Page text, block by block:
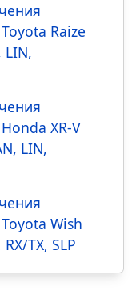
Raize
LIN,
XR-V
LIN,
Wish
TX, SLP